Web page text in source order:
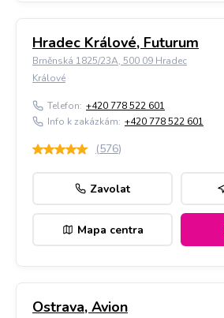
Hradec Králové, Futurum
Brněnská 1825/23A, 500 09 Hradec
Králové
Telefon: +420 778 522 601
Info k zakázkám: +420 778 522 601
(576)
Zavolat
Mapa centra
Ostrava, Avion